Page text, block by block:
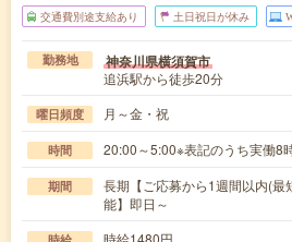
交通費別途支給あり 土日祝日が休み
勤務地 神奈川県横須賀市
追浜駅から徒歩20分
曜日頻度 月～金・祝
時間 20:00～5:00※表記のうち実働8
期間
長期【ご応募から1週間以内(
能】即日～
時給1480円